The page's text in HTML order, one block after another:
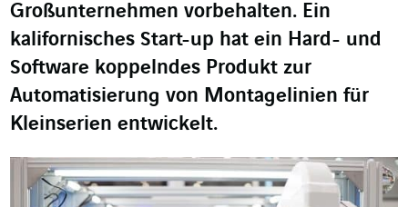
Großunternehmen vorbehalten. Ein
kalifornisches Start-up hat ein Hard- und
Software koppelndes Produkt zur
Automatisierung von Montagelinien für
Kleinserien entwickelt.